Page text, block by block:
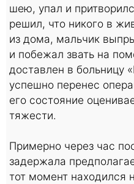
шею, упал и
решил, что никого в
из дома, мальчик
и побежал звать на
доставлен в больницу
успешно перенес
его состояние
тяжести.
Примерно через час
задержала
тот момент находился